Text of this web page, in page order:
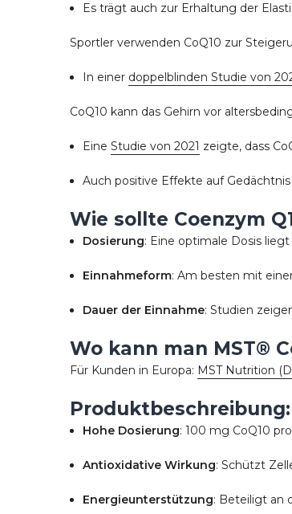
Es trägt auch zur Erhaltung der
Sportler verwenden CoQ10 zur
In einer doppelblinden Studie von
CoQ10 kann das Gehirn vor
Eine Studie von 2021 zeigte, dass
Auch positive Effekte auf
Wie sollte Coenzym
Dosierung: Eine optimale Dosis
Einnahmeform: Am besten mit
Dauer der Einnahme: Studien
Wo kann man MST®
Für Kunden in Europa: MST Nutrition
Produktbeschreibung:
Hohe Dosierung: 100 mg CoQ10
Antioxidative Wirkung: Schützt
Energieunterstützung: Beteiligt an